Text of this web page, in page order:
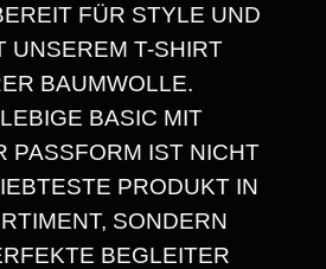
R
E
I
S
S
P
FÜR STYLE UND
UNSEREM T-SHIRT
BAUMWOLLE.
BASIC MIT
PASSFORM IST NICHT
PRODUKT IN
SONDERN
BEGLEITER